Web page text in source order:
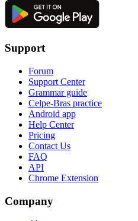
Support
Forum
Support Center
Grammar guide
Celpe-Bras practice
Android app
Help Center
Pricing
Contact Us
FAQ
API
Chrome Extension
Company